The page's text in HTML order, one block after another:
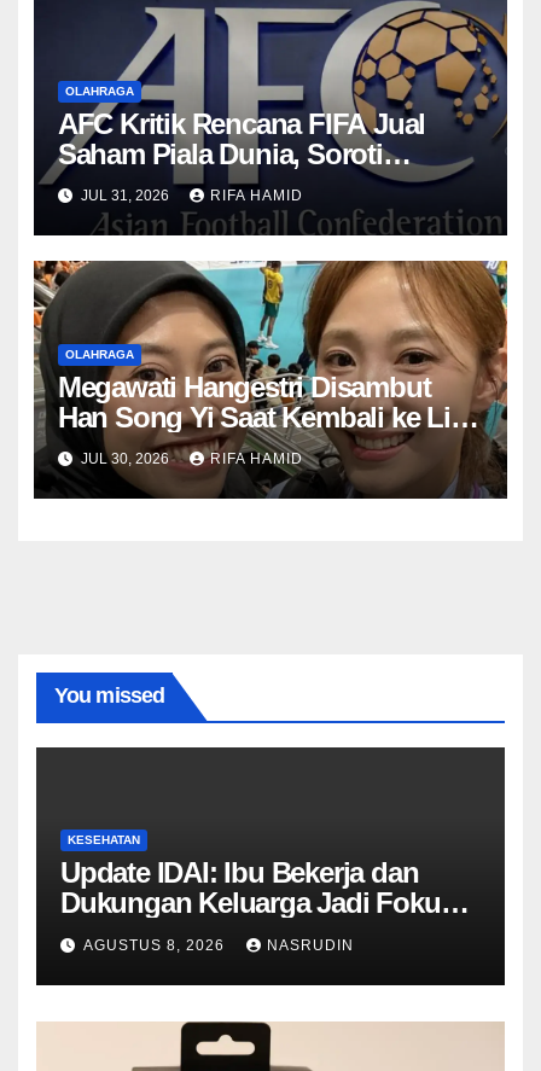
OLAHRAGA
AFC Kritik Rencana FIFA Jual
Saham Piala Dunia, Soroti
Transparansi
JUL 31, 2026 RIFA HAMID
OLAHRAGA
Megawati Hangestri Disambut
Han Song Yi Saat Kembali ke Liga
Voli Korea
JUL 30, 2026 RIFA HAMID
You missed
KESEHATAN
Update IDAI: Ibu Bekerja dan
Dukungan Keluarga Jadi Fokus
Peningkatan ASI Eksklusif
AGUSTUS 8, 2026 NASRUDIN